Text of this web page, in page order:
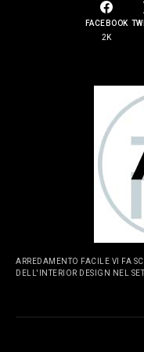
FACEBOOK
2K
ARREDAMENTO FACILE VI FA
DELL'INTERIOR DESIGN NEL